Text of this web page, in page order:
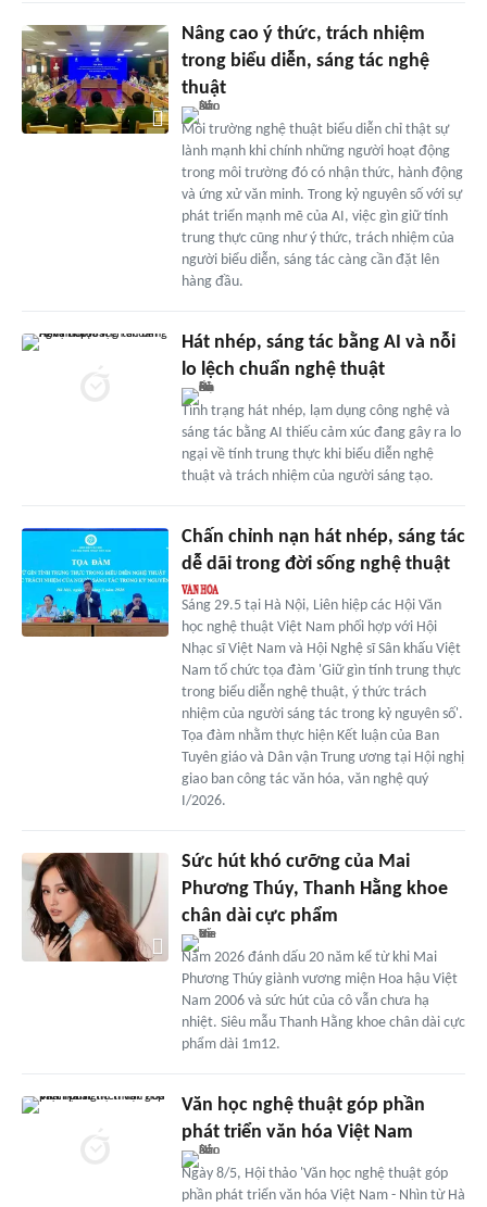
Nâng cao ý thức, trách nhiệm
trong biểu diễn, sáng tác nghệ
thuật
Môi trường nghệ thuật biểu diễn chỉ thật sự
lành mạnh khi chính những người hoạt động
trong môi trường đó có nhận thức, hành động
và ứng xử văn minh. Trong kỷ nguyên số với sự
phát triển mạnh mẽ của AI, việc gìn giữ tính
trung thực cũng như ý thức, trách nhiệm của
người biểu diễn, sáng tác càng cần đặt lên
hàng đầu.
Hát nhép, sáng tác bằng AI và nỗi
lo lệch chuẩn nghệ thuật
Tình trạng hát nhép, lạm dụng công nghệ và
sáng tác bằng AI thiếu cảm xúc đang gây ra lo
ngại về tính trung thực khi biểu diễn nghệ
thuật và trách nhiệm của người sáng tạo.
Chấn chỉnh nạn hát nhép, sáng tác
dễ dãi trong đời sống nghệ thuật
Sáng 29.5 tại Hà Nội, Liên hiệp các Hội Văn
học nghệ thuật Việt Nam phối hợp với Hội
Nhạc sĩ Việt Nam và Hội Nghệ sĩ Sân khấu Việt
Nam tổ chức tọa đàm 'Giữ gìn tính trung thực
trong biểu diễn nghệ thuật, ý thức trách
nhiệm của người sáng tác trong kỷ nguyên số'.
Tọa đàm nhằm thực hiện Kết luận của Ban
Tuyên giáo và Dân vận Trung ương tại Hội nghị
giao ban công tác văn hóa, văn nghệ quý
I/2026.
Sức hút khó cưỡng của Mai
Phương Thúy, Thanh Hằng khoe
chân dài cực phẩm
Năm 2026 đánh dấu 20 năm kể từ khi Mai
Phương Thúy giành vương miện Hoa hậu Việt
Nam 2006 và sức hút của cô vẫn chưa hạ
nhiệt. Siêu mẫu Thanh Hằng khoe chân dài cực
phẩm dài 1m12.
Văn học nghệ thuật góp phần
phát triển văn hóa Việt Nam
Ngày 8/5, Hội thảo 'Văn học nghệ thuật góp
phần phát triển văn hóa Việt Nam - Nhìn từ Hà